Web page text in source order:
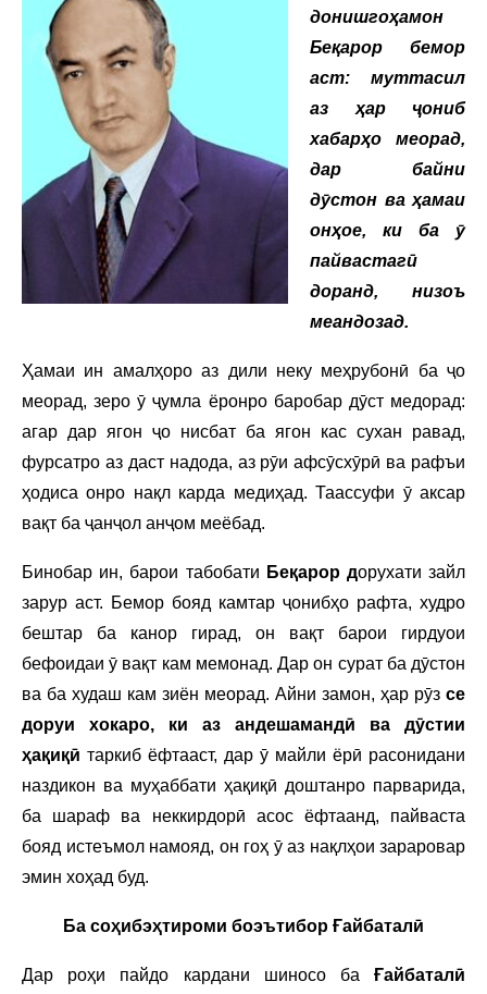
донишгоҳамон
Беқарор бемор
аст: муттасил
аз ҳар ҷониб
хабарҳо меорад,
дар байни
дӯстон ва ҳамаи
онҳое, ки ба ӯ
пайвастагӣ
доранд, низоъ
меандозад.
Ҳамаи ин амалҳоро аз дили неку меҳрубонӣ ба ҷо
меорад, зеро ӯ ҷумла ёронро баробар дӯст медорад:
агар дар ягон ҷо нисбат ба ягон кас сухан равад,
фурсатро аз даст надода, аз рӯи афсӯсхӯрӣ ва рафъи
ҳодиса онро нақл карда медиҳад. Таассуфи ӯ аксар
вақт ба ҷанҷол анҷом меёбад.
Бинобар ин, барои табобати Беқарор дорухати зайл
зарур аст. Бемор бояд камтар ҷонибҳо рафта, худро
бештар ба канор гирад, он вақт барои гирдуои
бефоидаи ӯ вақт кам мемонад. Дар он сурат ба дӯстон
ва ба худаш кам зиён меорад. Айни замон, ҳар рӯз се
доруи хокаро, ки аз андешамандӣ ва дӯстии
ҳақиқӣ таркиб ёфтааст, дар ӯ майли ёрӣ расонидани
наздикон ва муҳаббати ҳақиқӣ доштанро парварида,
ба шараф ва неккирдорӣ асос ёфтаанд, пайваста
бояд истеъмол намояд, он гоҳ ӯ аз нақлҳои зараровар
эмин хоҳад буд.
Ба соҳибэҳтироми боэътибор Ғайбаталӣ
Дар роҳи пайдо кардани шиносо ба Ғайбаталӣ